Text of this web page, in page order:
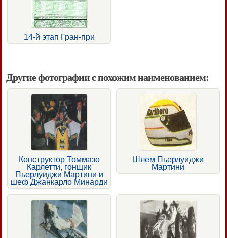
14-й этап Гран-при
Другие фотографии с похожим наименованием:
Конструктор Томмазо
Карлетти, гонщик
Пьерлуиджи Мартини и
шеф Джанкарло Минарди
Шлем Пьерлуиджи
Мартини